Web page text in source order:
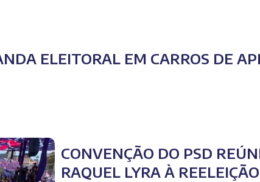
ELEITORAL EM CARROS DE
CONVENÇÃO DO PSD
RAQUEL LYRA À REELEIÇÃO